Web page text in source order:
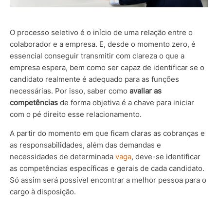
O processo seletivo é o início de uma relação entre o
colaborador e a empresa. E, desde o momento zero, é
essencial conseguir transmitir com clareza o que a
empresa espera, bem como ser capaz de identificar se o
candidato realmente é adequado para as funções
necessárias. Por isso, saber como avaliar as
competências de forma objetiva é a chave para iniciar
com o pé direito esse relacionamento.
A partir do momento em que ficam claras as cobranças e
as responsabilidades, além das demandas e
necessidades de determinada vaga, deve-se identificar
as competências específicas e gerais de cada candidato.
Só assim será possível encontrar a melhor pessoa para o
cargo à disposição.